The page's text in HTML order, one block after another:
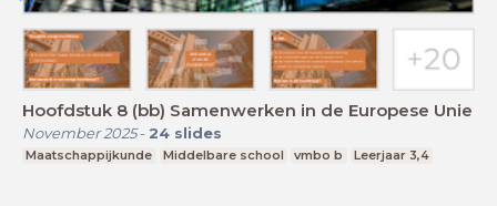
Hoofdstuk 8 (bb) Samenwerken in de Europese Unie
November 2025- 24 slides
Maatschappijkunde Middelbare school vmbo b Leerjaar 3,4